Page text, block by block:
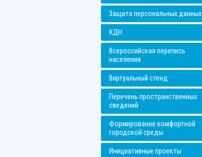
Защита персональных данных
КДН
Всероссийская перепись
населения
Виртуальный стенд
Перечень пространственных
сведений
Формирование комфортной
городской среды
Инициативные проекты